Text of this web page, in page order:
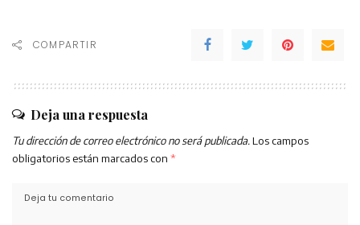
COMPARTIR
Deja una respuesta
Tu dirección de correo electrónico no será publicada. Los campos
obligatorios están marcados con *